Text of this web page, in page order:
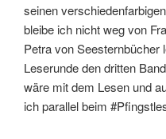
seinen
bleibe ich nicht weg von
Petra von Seesternbücher
Leserunde den dritten
wäre mit dem Lesen und
ich parallel beim